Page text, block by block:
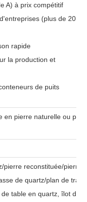
A) à prix compétitif
(plus de 20
rapide
la production et
de puits
en pierre naturelle ou
pierre reconstituée/pierre
de quartz/plan de
table en quartz, îlot de